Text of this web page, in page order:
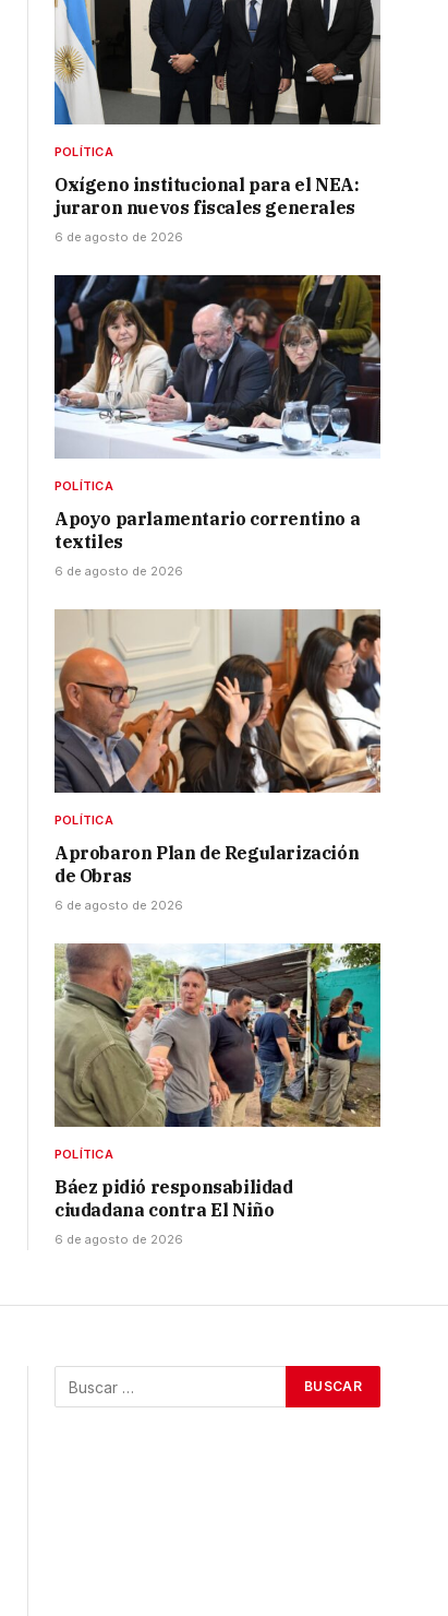
POLÍTICA
Oxígeno institucional para el NEA:
juraron nuevos fiscales generales
6 de agosto de 2026
POLÍTICA
Apoyo parlamentario correntino a
textiles
6 de agosto de 2026
POLÍTICA
Aprobaron Plan de Regularización
de Obras
6 de agosto de 2026
POLÍTICA
Báez pidió responsabilidad
ciudadana contra El Niño
6 de agosto de 2026